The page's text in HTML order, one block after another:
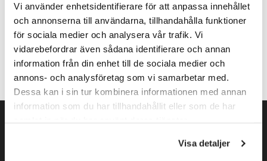
Vi använder enhetsidentifierare för att anpassa innehållet
och annonserna till användarna, tillhandahålla funktioner
för sociala medier och analysera vår trafik. Vi
vidarebefordrar även sådana identifierare och annan
information från din enhet till de sociala medier och
annons- och analysföretag som vi samarbetar med.
Dessa kan i sin tur kombinera informationen med annan
information som du har tillhandahållit eller som de har
Visa detaljer
Lägg till i varukorg